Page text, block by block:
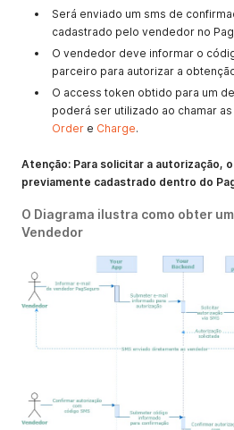
Será enviado um sms de
cadastrado pelo vendedor no
O vendedor deve informar o
parceiro para autorizar a
O access token obtido para um
poderá ser utilizado ao chamar
Order e Charge.
Atenção: Para solicitar a autorização,
previamente cadastrado dentro do
O Diagrama ilustra como obter
Vendedor